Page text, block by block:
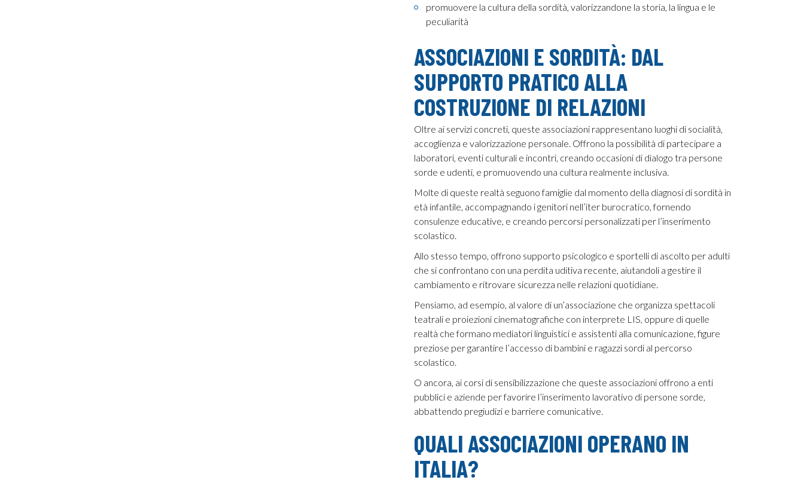
promuovere la cultura della sordità, valorizzandone la storia, la lingua e le
peculiarità
ASSOCIAZIONI E SORDITÀ: DAL
SUPPORTO PRATICO ALLA
COSTRUZIONE DI RELAZIONI
Oltre ai servizi concreti, queste associazioni rappresentano luoghi di socialità,
accoglienza e valorizzazione personale. Offrono la possibilità di partecipare a
laboratori, eventi culturali e incontri, creando occasioni di dialogo tra persone
sorde e udenti, e promuovendo una cultura realmente inclusiva.
Molte di queste realtà seguono famiglie dal momento della diagnosi di sordità in
età infantile, accompagnando i genitori nell’iter burocratico, fornendo
consulenze educative, e creando percorsi personalizzati per l’inserimento
scolastico.
Allo stesso tempo, offrono supporto psicologico e sportelli di ascolto per adulti
che si confrontano con una perdita uditiva recente, aiutandoli a gestire il
cambiamento e ritrovare sicurezza nelle relazioni quotidiane.
Pensiamo, ad esempio, al valore di un’associazione che organizza spettacoli
teatrali e proiezioni cinematografiche con interprete LIS, oppure di quelle
realtà che formano mediatori linguistici e assistenti alla comunicazione, figure
preziose per garantire l’accesso di bambini e ragazzi sordi al percorso
scolastico.
O ancora, ai corsi di sensibilizzazione che queste associazioni offrono a enti
pubblici e aziende per favorire l’inserimento lavorativo di persone sorde,
abbattendo pregiudizi e barriere comunicative.
QUALI ASSOCIAZIONI OPERANO IN
ITALIA?